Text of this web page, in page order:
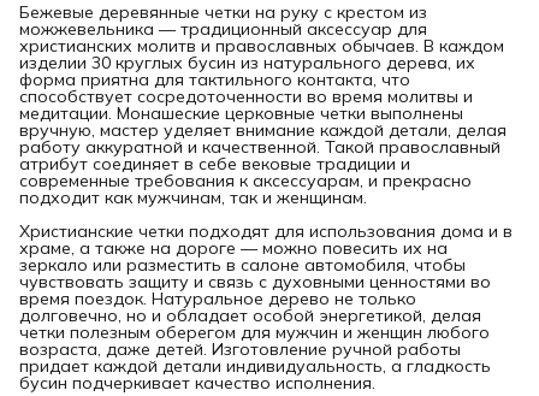
Бежевые деревянные четки на руку с крестом из
можжевельника — традиционный аксессуар для
христианских молитв и православных обычаев. В каждом
изделии 30 круглых бусин из натурального дерева, их
форма приятна для тактильного контакта, что
способствует сосредоточенности во время молитвы и
медитации. Монашеские церковные четки выполнены
вручную, мастер уделяет внимание каждой детали, делая
работу аккуратной и качественной. Такой православный
атрибут соединяет в себе вековые традиции и
современные требования к аксессуарам, и прекрасно
подходит как мужчинам, так и женщинам.
Христианские четки подходят для использования дома и в
храме, а также на дороге — можно повесить их на
зеркало или разместить в салоне автомобиля, чтобы
чувствовать защиту и связь с духовными ценностями во
время поездок. Натуральное дерево не только
долговечно, но и обладает особой энергетикой, делая
четки полезным оберегом для мужчин и женщин любого
возраста, даже детей. Изготовление ручной работы
придает каждой детали индивидуальность, а гладкость
бусин подчеркивает качество исполнения.